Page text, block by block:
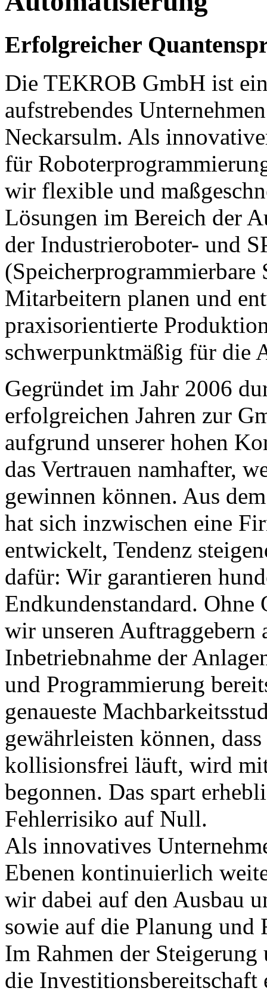
Erfolgreicher
Die TEKROB GmbH ist
aufstrebendes
Neckarsulm. Als
für
wir flexible und
Lösungen im Bereich der
der Industrieroboter- und
Mitarbeitern planen und
praxisorientierte
schwerpunktmäßig für die
Gegründet im Jahr 2006
erfolgreichen Jahren zur
aufgrund unserer hohen
das Vertrauen namhafter,
gewinnen können. Aus
hat sich inzwischen eine
entwickelt, Tendenz
dafür: Wir garantieren
Endkundenstandard.
wir unseren
Inbetriebnahme der
und Programmierung
genaueste
gewährleisten können,
kollisionsfrei läuft, wird
begonnen. Das spart
Fehlerrisiko auf Null.
Als innovatives
Ebenen kontinuierlich
wir dabei auf den Ausbau
sowie auf die Planung und
Im Rahmen der
die